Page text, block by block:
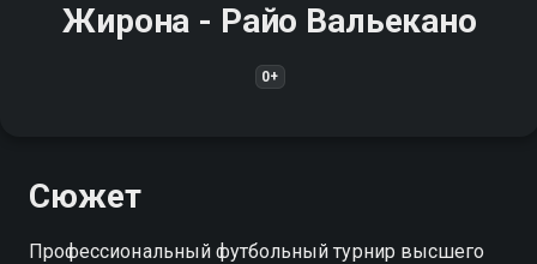
Жирона - Райо Вальекано
0+
Сюжет
Профессиональный футбольный турнир высшего